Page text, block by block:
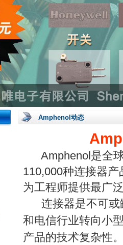
Amphenol动态
Amphenol是全球
110,000种连接器
为工程师提供最广
连接器是不可或
和电信行业转向小
产品的技术复杂性